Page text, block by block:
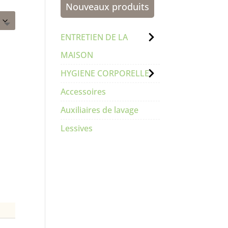
Nouveaux produits
ENTRETIEN DE LA
MAISON
HYGIENE CORPORELLE
Accessoires
Auxiliaires de lavage
Lessives